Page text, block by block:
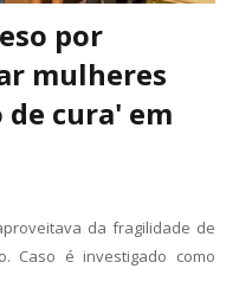
por
mulheres
cura' em
da fragilidade de
Caso é investigado como